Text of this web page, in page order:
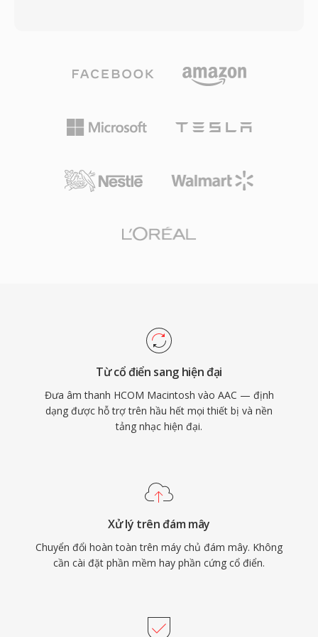
lossless khôi phục chính xác các mẫu gốc, bảng
Huffman tự chứa nhúng trong mỗi tệp để giải
trên hàng nghìn kho lưu trữ âm thanh Mac cổ
tiên tiến và định hình nhiễu theo thời gian. AAC
thái Apple (iTunes, iPhone, iPad), YouTube và
nhiều dịch vụ phát trực tuyến. Ưu điểm đầu
trung thực cao với dung lượng lưu trữ và băng
48 kênh, phù hợp cho mọi ứng dụng từ cuộc
AAC mà không cần thêm plugin.
Từ cổ điển sang hiện đại
Đưa âm thanh HCOM Macintosh vào AAC — định
dạng được hỗ trợ trên hầu hết mọi thiết bị và nền
tảng nhạc hiện đại.
Xử lý trên đám mây
Chuyển đổi hoàn toàn trên máy chủ đám mây. Không
cần cài đặt phần mềm hay phần cứng cổ điển.